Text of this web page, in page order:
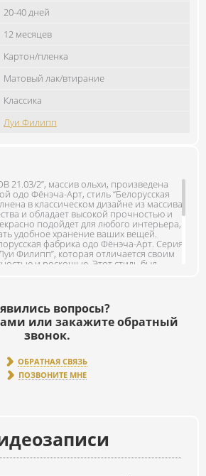
20-40 дней
12 месяцев
Картон/пленка
Матовый лак/втирание
Классика
Луи Филипп
21.03/2”, массив ольхи, произведена
одо Фёнэча-Арт, стиль “Белорусская
в классическом дизайне из массива
и обладает высокой прочностью и
подойдет для любого интерьера,
удобное хранение ваших вещей.
фабрика одо Фёнэча-Арт. Серия
Филипп”, которая отличается своим
и роскошью. Этот стиль был
ольхи без использования других
направляющие изготовлены из дерева,
шик данной мебели. Основные цвета
красителя в древесину и
красителя и покрытия лаком.
дерева не просматривается,
Хотим обратить ваше внимание, что
может различаться от просмотра в
вопросы?
или закажите обратный
звонок.
ОБРАТНАЯ СВЯЗЬ
ПОЗВОНИТЕ МНЕ